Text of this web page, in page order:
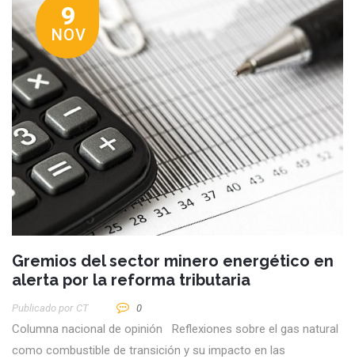
9
NOV
Gremios del sector minero energético en
alerta por la reforma tributaria
Publicado por CT 0
Columna nacional de opinión Reflexiones sobre el gas natural
como combustible de transición y su impacto en las